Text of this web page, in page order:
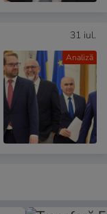
Analiză
31 iul.